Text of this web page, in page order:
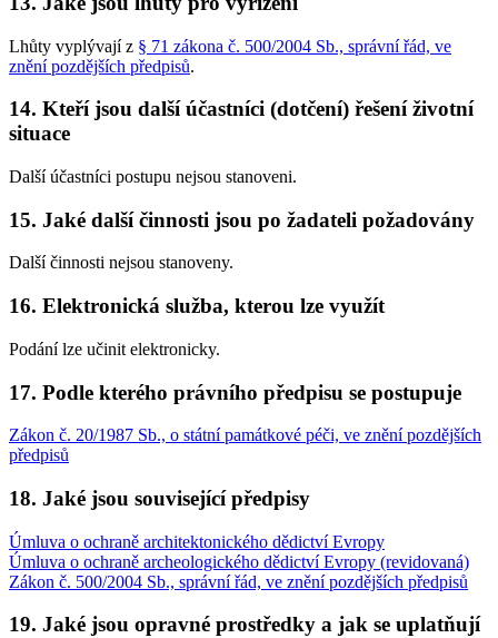
Lhůty vyplývají z § 71 zákona č. 500/2004 Sb., správní řád, ve
znění pozdějších předpisů.
14. Kteří jsou další účastníci (dotčení) řešení životní
situace
Další účastníci postupu nejsou stanoveni.
15. Jaké další činnosti jsou po žadateli požadovány
Další činnosti nejsou stanoveny.
16. Elektronická služba, kterou lze využít
Podání lze učinit elektronicky.
17. Podle kterého právního předpisu se postupuje
Zákon č. 20/1987 Sb., o státní památkové péči, ve znění pozdějších
předpisů
18. Jaké jsou související předpisy
Úmluva o ochraně architektonického dědictví Evropy
Úmluva o ochraně archeologického dědictví Evropy (revidovaná)
Zákon č. 500/2004 Sb., správní řád, ve znění pozdějších předpisů
19. Jaké jsou opravné prostředky a jak se uplatňují